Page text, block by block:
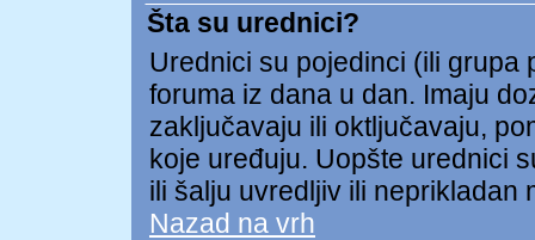
Šta su urednici?
Urednici su pojedinci (ili grupa
foruma iz dana u dan. Imaju
zaključavaju ili oktljučavaju,
koje uređuju. Uopšte urednici
ili šalju uvredljiv ili neprikladan
Nazad na vrh